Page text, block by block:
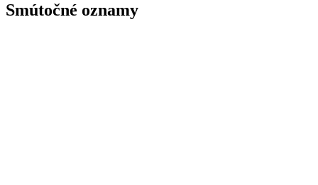
Smútočné oznamy